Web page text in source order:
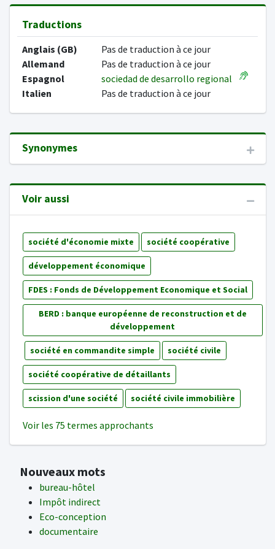
Traductions
Anglais (GB)
Pas de traduction à ce jour
Allemand
Pas de traduction à ce jour
Espagnol
sociedad de desarrollo regional
Italien
Pas de traduction à ce jour
Synonymes
Voir aussi
société d'économie mixte société coopérative
développement économique
FDES : Fonds de Développement Economique et Social
BERD : banque européenne de reconstruction et de
développement
société en commandite simple société civile
société coopérative de détaillants
scission d'une société société civile immobilière
Voir les 75 termes approchants
Nouveaux mots
bureau-hôtel
Impôt indirect
Eco-conception
documentaire